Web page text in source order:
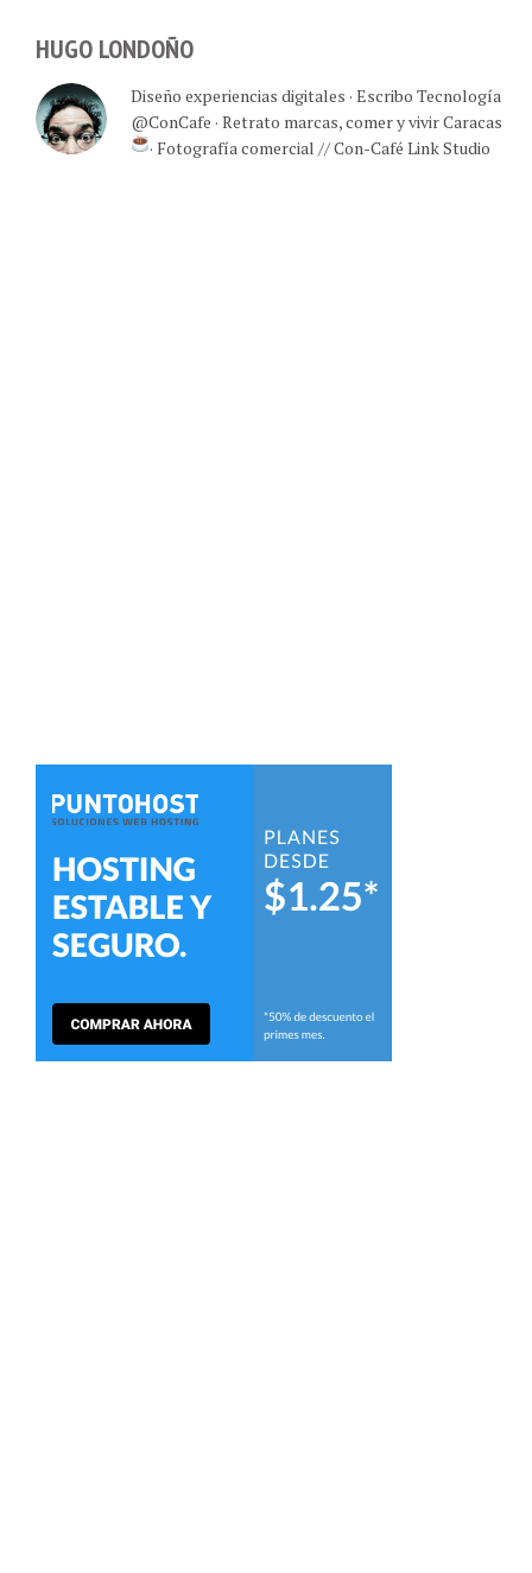
HUGO LONDOÑO
Diseño experiencias digitales · Escribo Tecnología
@ConCafe · Retrato marcas, comer y vivir Caracas
· Fotografía comercial // Con-Café Link Studio